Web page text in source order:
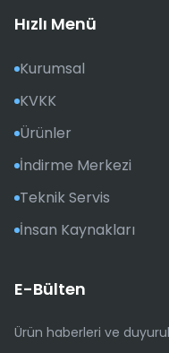
Hızlı Menü
Kurumsal
KVKK
Ürünler
İndirme Merkezi
Teknik Servis
İnsan Kaynakları
E-Bülten
Ürün haberleri ve